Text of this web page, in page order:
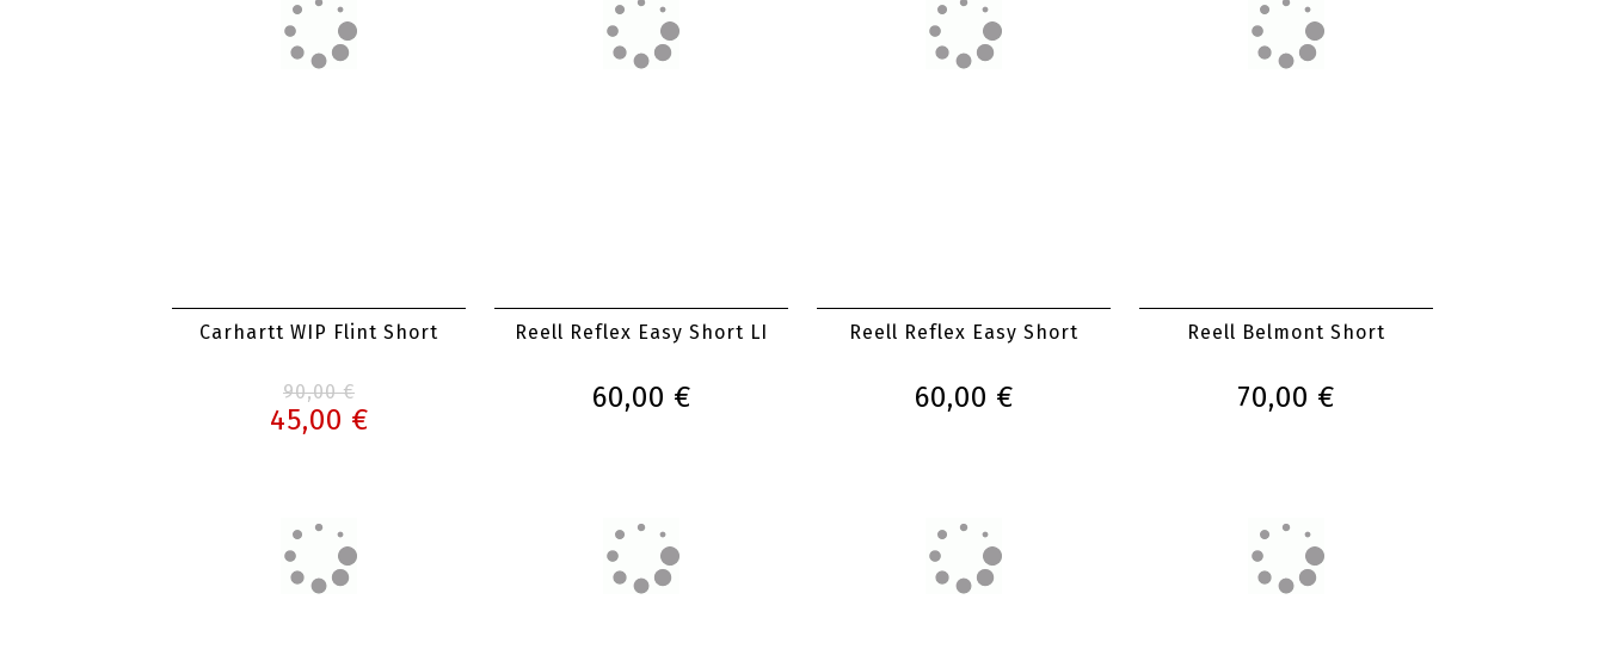
Carhartt WIP Flint Short
90,00 €
45,00 €
Reell Reflex Easy Short LI
60,00 €
Reell Reflex Easy Short
60,00 €
Reell Belmont Short
70,00 €